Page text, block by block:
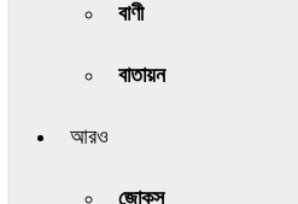
বাণী
বাতায়ন
আরও
জোকস